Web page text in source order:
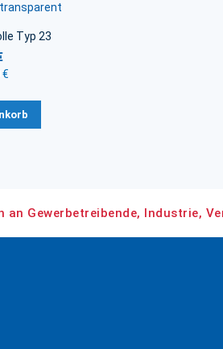
Typ 23
€
Gewerbetreibende, Industrie,